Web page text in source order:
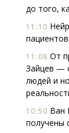
до того,
11:10
11:08 От
Зайцев —
людей и
10:50 Ван
получены